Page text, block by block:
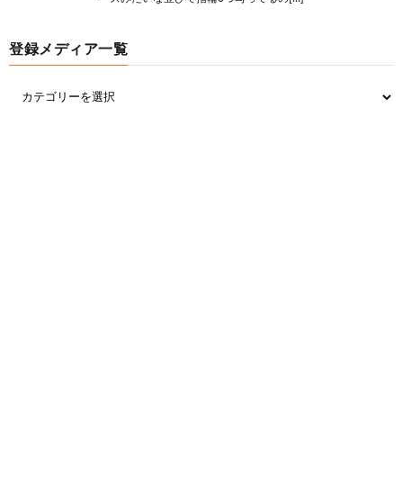
登録メディア一覧